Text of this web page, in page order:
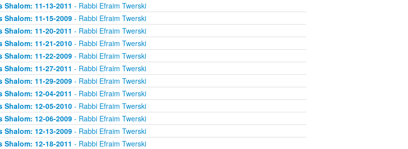
Shalom: 11-13-2011 - Rabbi Efraim Twerski
Shalom: 11-15-2009- Rabbi Efraim Twerski
Shalom: 11-20-2011 - Rabbi Efraim Twerski
Shalom: 11-21-2010- Rabbi Efraim Twerski
Shalom: 11-22-2009- Rabbi Efraim Twerski
Shalom: 11-27-2011 - Rabbi Efraim Twerski
Shalom: 11-29-2009- Rabbi Efraim Twerski
Shalom: 12-04-2011 - Rabbi Efraim Twerski
Shalom: 12-05-2010- Rabbi Efraim Twerski
Shalom: 12-06-2009- Rabbi Efraim Twerski
Shalom: 12-13-2009- Rabbi Efraim Twerski
Shalom: 12-18-2011 - Rabbi Efraim Twerski